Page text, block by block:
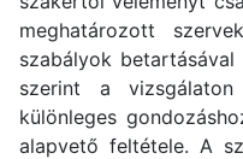
meghatározott
szabályok
szerint a
különleges
alapvető feltétele. A